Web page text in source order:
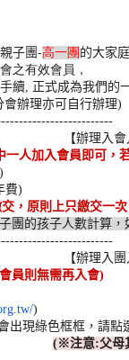
子團-高一團 的大家庭
之有效會員，
續, 正式成為我們的
辦理亦可自行辦理)
----------
【辦理入
人加入會員即可，
)
費)
，原則上只繳交一次
團的孩子人數計算
----------
【辦理入
員則無需再入會)
)
出現綠色框框，請點
(※注意:父母